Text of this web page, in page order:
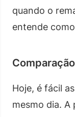
quando o
entende
Hoje, é fácil
mesmo dia. A